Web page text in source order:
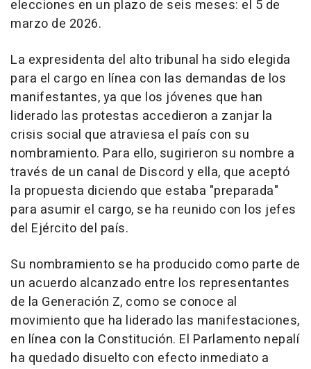
elecciones en un plazo de seis meses: el 5 de
marzo de 2026.
La expresidenta del alto tribunal ha sido elegida
para el cargo en línea con las demandas de los
manifestantes, ya que los jóvenes que han
liderado las protestas accedieron a zanjar la
crisis social que atraviesa el país con su
nombramiento. Para ello, sugirieron su nombre a
través de un canal de Discord y ella, que aceptó
la propuesta diciendo que estaba "preparada"
para asumir el cargo, se ha reunido con los jefes
del Ejército del país.
Su nombramiento se ha producido como parte de
un acuerdo alcanzado entre los representantes
de la Generación Z, como se conoce al
movimiento que ha liderado las manifestaciones,
en línea con la Constitución. El Parlamento nepalí
ha quedado disuelto con efecto inmediato a